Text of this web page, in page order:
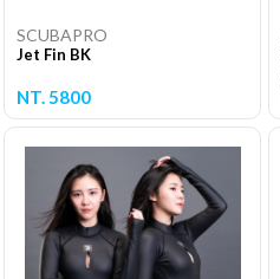
SCUBAPRO
Jet Fin BK
NT. 5800